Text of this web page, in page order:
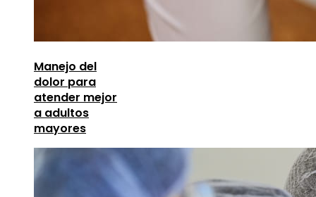
Manejo del
dolor para
atender mejor
a adultos
mayores